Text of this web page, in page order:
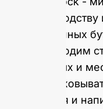
стеклянных
производим
мировых и
им
питания и